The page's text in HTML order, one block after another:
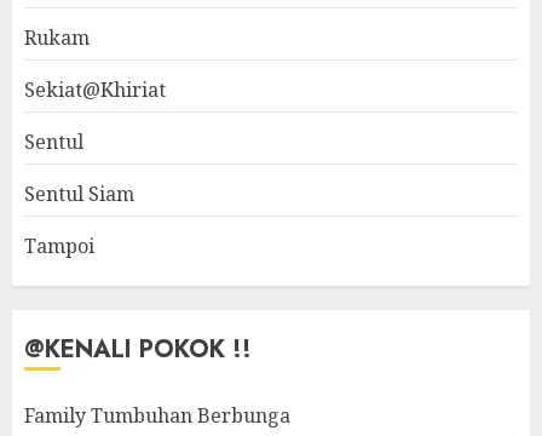
Rukam
Sekiat@Khiriat
Sentul
Sentul Siam
Tampoi
@KENALI POKOK !!
Family Tumbuhan Berbunga